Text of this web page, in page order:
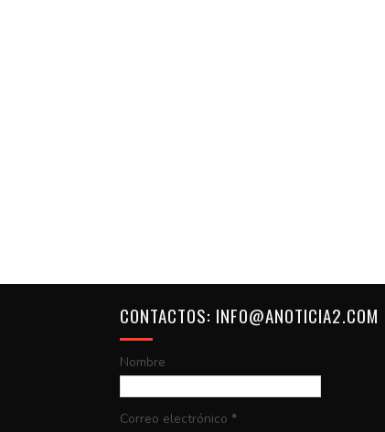
CONTACTOS: INFO@ANOTICIA2.COM
Nombre
Correo electrónico *